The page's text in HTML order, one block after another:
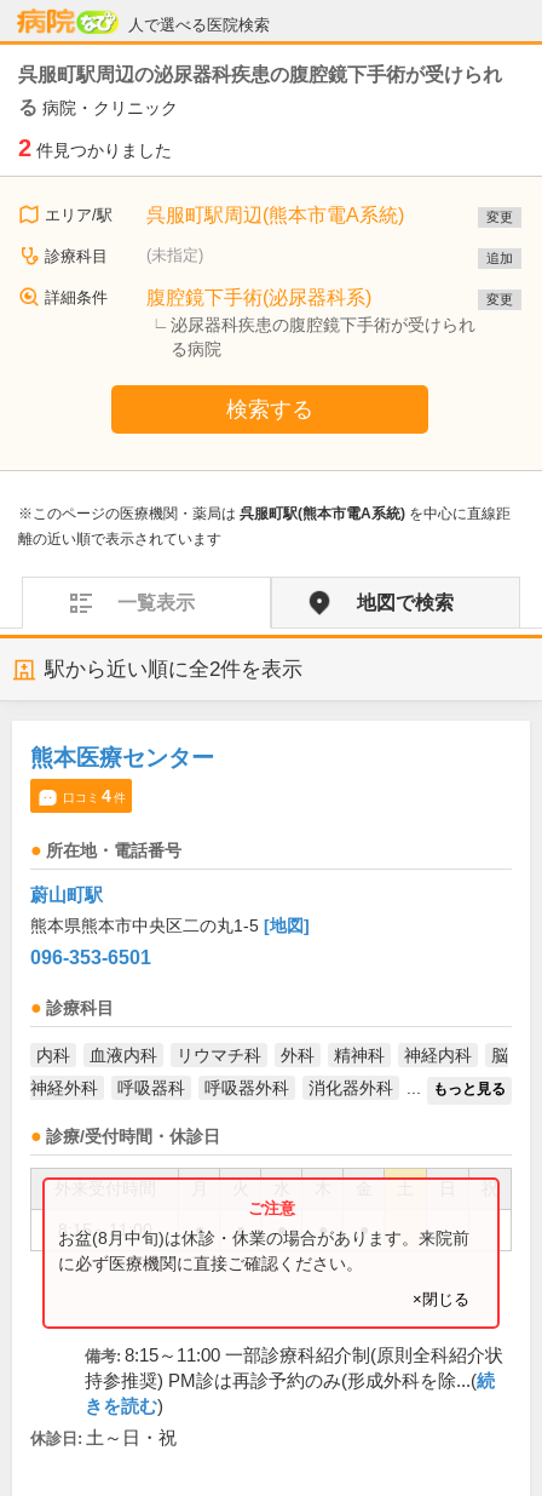
人で選べる医院検索
病院なび
呉服町駅周辺の泌尿器科疾患の腹腔鏡下手術が受けられ
る 病院・クリニック
2 件見つかりました
エリア/駅 呉服町駅周辺(熊本市電A系統) 変更
診療科目 (未指定) 追加
詳細条件 腹腔鏡下手術(泌尿器科系)
泌尿器科疾患の腹腔鏡下手術が受けられ
る病院
変更
検索する
※このページの医療機関・薬局は 呉服町駅(熊本市電A系統) を中心に直線距
離の近い順で表示されています
一覧表示 地図で検索
駅から近い順に全2件を表示
熊本医療センター
口コミ 4件
所在地・電話番号
蔚山町駅
熊本県熊本市中央区二の丸1-5 [地図]
096-353-6501
診療科目
内科 血液内科 リウマチ科 外科 精神科 神経内科
脳
神経外科
呼吸器科 呼吸器外科 消化器外科 もっと見る
診療/受付時間・休診日
祝
8:15～11:00 ● ● ● ● ●
お盆(8月中旬)は休診・休業の場合があります。来院前
に必ず医療機関に直接ご確認ください。
×閉じる
備考: 8:15～11:00 一部診療科紹介制(原則全科紹介状
持参推奨) PM診は再診予約のみ(形成外科を除...(続
きを読む)
休診日: 土～日・祝